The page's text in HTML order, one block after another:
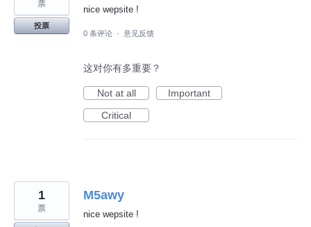
nice wepsite !
票
投票
0 条评论 · 意见反馈
这对你有多重要？
Not at all
Important
Critical
M5awy
nice wepsite !
1
票